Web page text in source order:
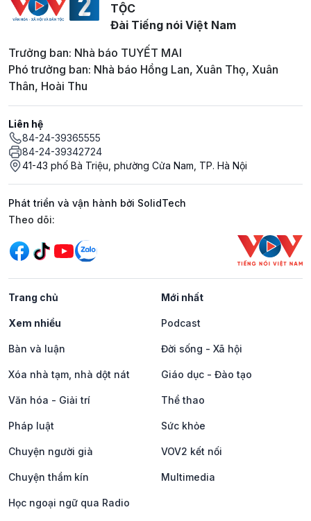
TỘC
Đài Tiếng nói Việt Nam
Trưởng ban: Nhà báo TUYẾT MAI
Phó trưởng ban: Nhà báo Hồng Lan, Xuân Thọ, Xuân
Thân, Hoài Thu
Liên hệ
84-24-39365555
84-24-39342724
41-43 phố Bà Triệu, phường Cửa Nam, TP. Hà Nội
Phát triển và vận hành bởi SolidTech
Mạng xã hội
Theo dõi:
Trang chủ Mới nhất
Xem nhiều Podcast
Bàn và luận Đời sống - Xã hội
Xóa nhà tạm, nhà dột nát Giáo dục - Đào tạo
Văn hóa - Giải trí Thể thao
Pháp luật Sức khỏe
Chuyện người già VOV2 kết nối
Chuyện thầm kín Multimedia
Học ngoại ngữ qua Radio